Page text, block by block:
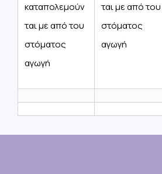
καταπολεμούν
ται με από του
στόματος
αγωγή
ται με από του
στόματος
αγωγή